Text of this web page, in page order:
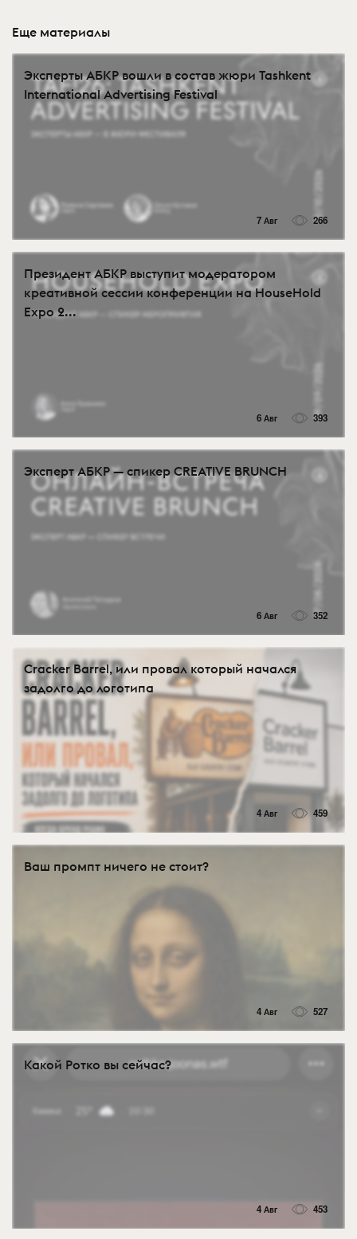
Еще материалы
Эксперты АБКР вошли в состав жюри Tashkent
International Advertising Festival
7 Авг 266
Президент АБКР выступит модератором
креативной сессии конференции на HouseHold
Expo 2...
6 Авг 393
Эксперт АБКР — спикер CREATIVE BRUNCH
6 Авг 352
Cracker Barrel, или провал который начался
задолго до логотипа
4 Авг 459
Ваш промпт ничего не стоит?
4 Авг 527
Какой Ротко вы сейчас?
4 Авг 453